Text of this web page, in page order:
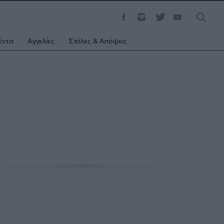
Αγγελίες Στήλες & Απόψεις